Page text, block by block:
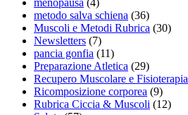
metodo salva schiena (36)
Muscoli e Metodi Rubrica (30)
Newsletters (7)
pancia gonfia (11)
Preparazione Atletica (29)
Recupero Muscolare e Fisioterapia
Ricomposizione corporea (9)
Rubrica Ciccia & Muscoli (12)